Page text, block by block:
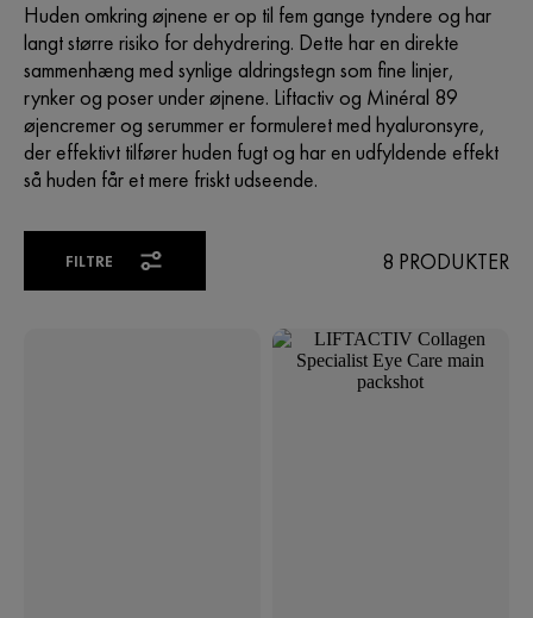
Huden omkring øjnene er op til fem gange tyndere og har
langt større risiko for dehydrering. Dette har en direkte
sammenhæng med synlige aldringstegn som fine linjer,
rynker og poser under øjnene. Liftactiv og Minéral 89
øjencremer og serummer er formuleret med hyaluronsyre,
der effektivt tilfører huden fugt og har en udfyldende effekt
så huden får et mere friskt udseende.
FILTRE 8 PRODUKTER